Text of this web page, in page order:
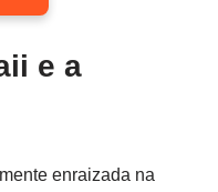
e a
enraizada na